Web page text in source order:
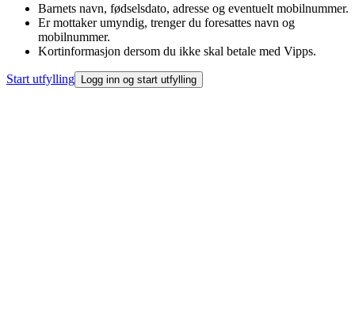
Barnets navn, fødselsdato, adresse og eventuelt mobilnummer.
Er mottaker umyndig, trenger du foresattes navn og
mobilnummer.
Kortinformasjon dersom du ikke skal betale med Vipps.
Start utfylling Logg inn og start utfylling